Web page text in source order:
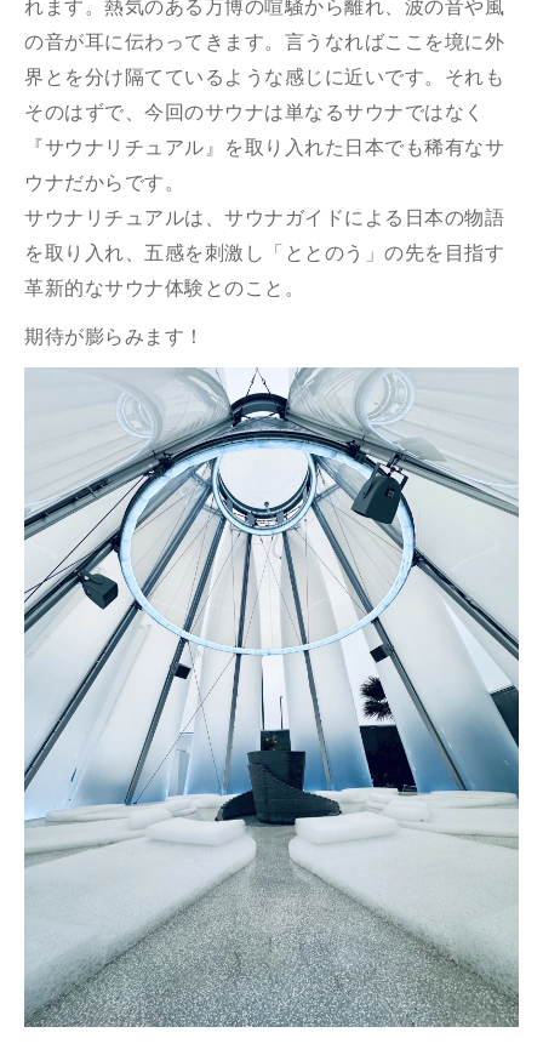
れます。熱気のある万博の喧騒から離れ、波の音や風
の音が耳に伝わってきます。言うなればここを境に外
界とを分け隔てているような感じに近いです。それも
そのはずで、今回のサウナは単なるサウナではなく
『サウナリチュアル』を取り入れた日本でも稀有なサ
ウナだからです。
サウナリチュアルは、サウナガイドによる日本の物語
を取り入れ、五感を刺激し「ととのう」の先を目指す
革新的なサウナ体験とのこと。
期待が膨らみます！